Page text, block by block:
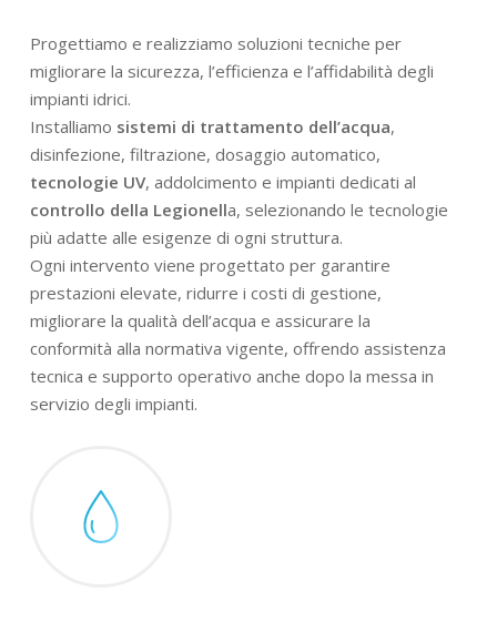
Progettiamo e realizziamo soluzioni tecniche per
migliorare la sicurezza, l’efficienza e l’affidabilità degli
impianti idrici.
Installiamo sistemi di trattamento dell’acqua,
disinfezione, filtrazione, dosaggio automatico,
tecnologie UV, addolcimento e impianti dedicati al
controllo della Legionella, selezionando le tecnologie
più adatte alle esigenze di ogni struttura.
Ogni intervento viene progettato per garantire
prestazioni elevate, ridurre i costi di gestione,
migliorare la qualità dell’acqua e assicurare la
conformità alla normativa vigente, offrendo assistenza
tecnica e supporto operativo anche dopo la messa in
servizio degli impianti.